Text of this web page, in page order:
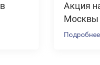
Акция
Москвы
Подробнее